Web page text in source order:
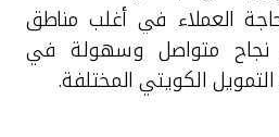
العملاء في أغلب مناطق
نجاح متواصل وسهولة في
الكويتي المختلفة.